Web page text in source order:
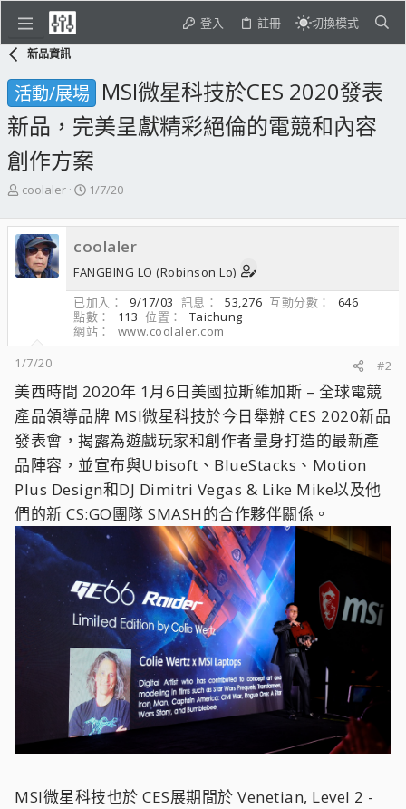
登入 註冊 切換模式
新品資訊
活動/展場 MSI微星科技於CES 2020發表
新品，完美呈獻精彩絕倫的電競和內容
創作方案
主
發
起
人
coolaler
開
日
期
1/7/20
coolaler
FANGBING LO (Robinson Lo)
已加入
9/17/03 訊息 53,276 互動分數
646
點數
113 位置
Taichung
網站
www.coolaler.com
1/7/20
#2
美西時間 2020年 1月6日美國拉斯維加斯 – 全球電競
產品領導品牌 MSI微星科技於今日舉辦 CES 2020新品
發表會，揭露為遊戲玩家和創作者量身打造的最新產
品陣容，並宣布與Ubisoft、BlueStacks、Motion
Plus Design和DJ Dimitri Vegas & Like Mike以及他
們的新 CS:GO團隊 SMASH的合作夥伴關係。
MSI微星科技也於 CES展期間於 Venetian, Level 2 -